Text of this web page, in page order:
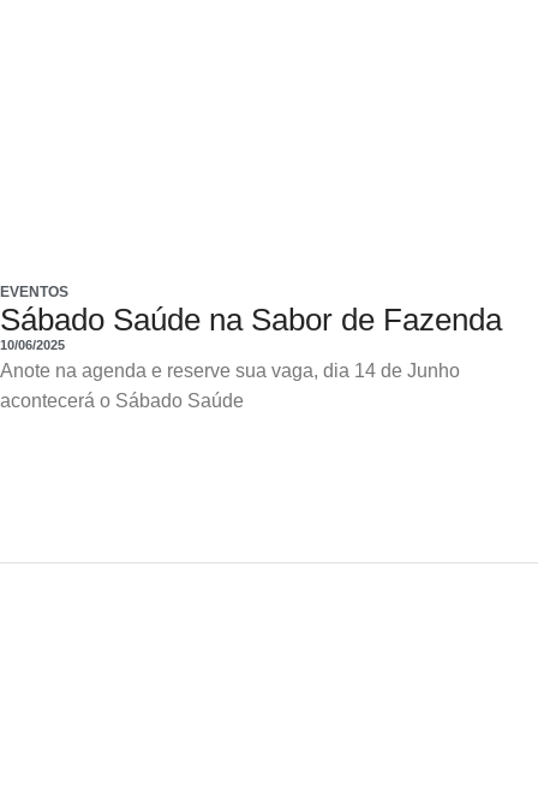
EVENTOS
Sábado Saúde na Sabor de Fazenda
10/06/2025
Anote na agenda e reserve sua vaga, dia 14 de Junho
acontecerá o Sábado Saúde